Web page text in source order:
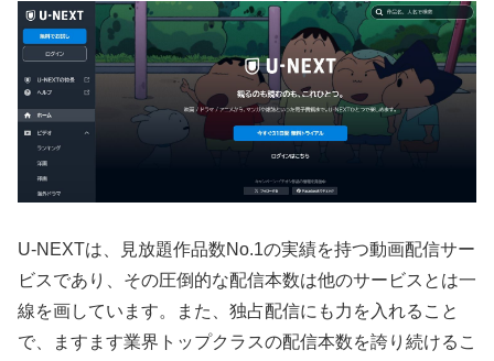
U-NEXTは、見放題作品数No.1の実績を持つ動画配信サー
ビスであり、その圧倒的な配信本数は他のサービスとは一
線を画しています。また、独占配信にも力を入れること
で、ますます業界トップクラスの配信本数を誇り続けるこ